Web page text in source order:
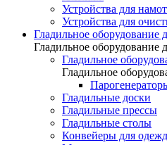
Устройства для
Устройства для
Гладильное оборудование
Гладильное оборудование
Гладильное
Гладильное
Гладильные доски
Гладильные прессы
Гладильные столы
Конвейеры для